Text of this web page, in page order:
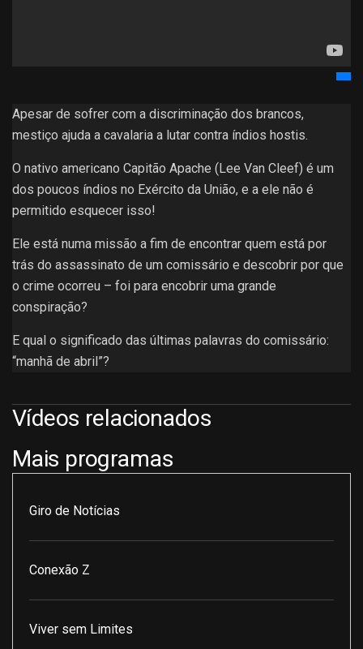
Apesar de sofrer com a discriminação dos brancos,
mestiço ajuda a cavalaria a lutar contra índios hostis.
O nativo americano Capitão Apache (Lee Van Cleef) é um
dos poucos índios no Exército da União, e a ele não é
permitido esquecer isso!
Ele está numa missão a fim de encontrar quem está por
trás do assassinato de um comissário e descobrir por que
o crime ocorreu – foi para encobrir uma grande
conspiração?
E qual o significado das últimas palavras do comissário:
“manhã de abril”?
Vídeos relacionados
Mais programas
Giro de Notícias
Conexão Z
Viver sem Limites